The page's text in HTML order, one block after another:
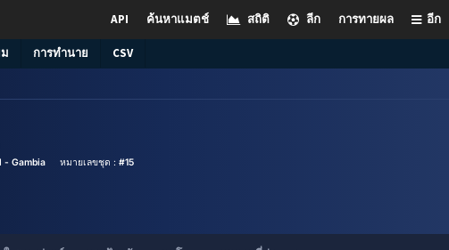
อีก
การทายผล
ลีก
สถิติ
ค้นหาแมตช์
API
การทำนาย CSV
- Gambia หมายเลขชุด : #15